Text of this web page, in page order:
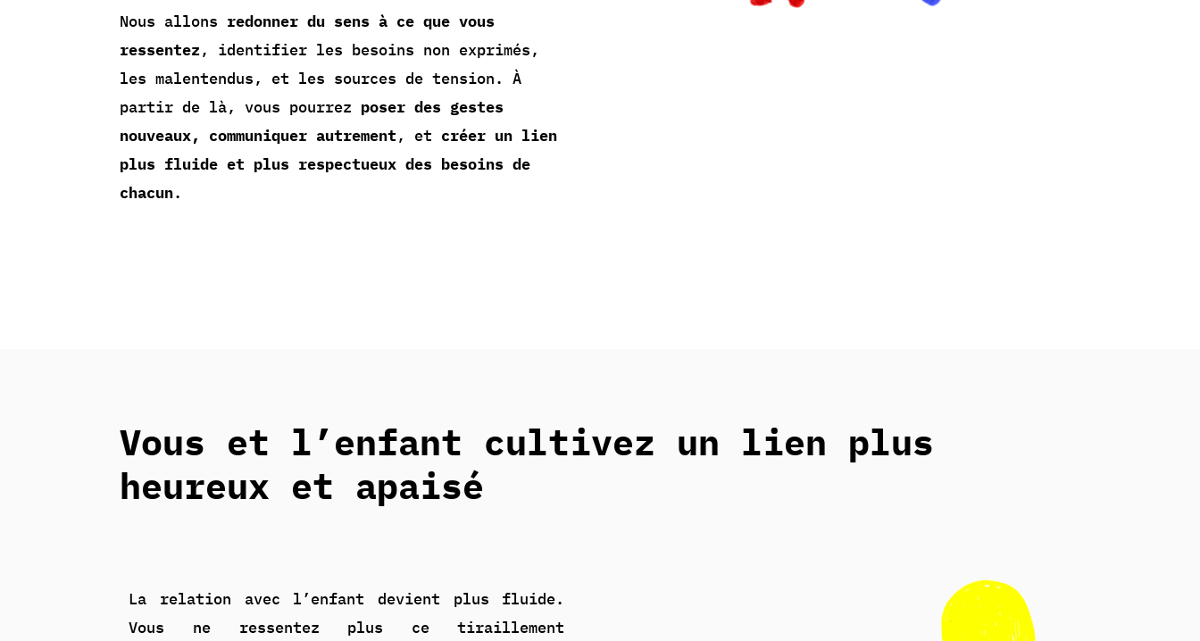
Nous allons redonner du sens à ce que vous
ressentez, identifier les besoins non exprimés,
les malentendus, et les sources de tension. À
partir de là, vous pourrez poser des gestes
nouveaux,
communiquer autrement, et créer un lien
plus fluide et plus respectueux des besoins de
chacun.
Vous et l’enfant cultivez un lien plus
heureux et apaisé
La relation avec l’enfant devient plus fluide.
Vous ne ressentez plus ce tiraillement